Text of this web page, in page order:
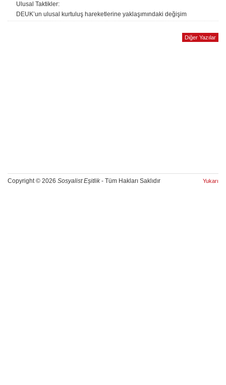
Ulusal Taktikler:
DEUK’un ulusal kurtuluş hareketlerine yaklaşımındaki değişim
Diğer Yazılar
Copyright © 2026 Sosyalist Eşitlik- Tüm Hakları Saklıdır Yukarı